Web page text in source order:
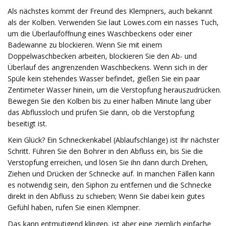
Als nächstes kommt der Freund des Klempners, auch bekannt
als der Kolben. Verwenden Sie laut Lowes.com ein nasses Tuch,
um die Überlauföffnung eines Waschbeckens oder einer
Badewanne zu blockieren. Wenn Sie mit einem
Doppelwaschbecken arbeiten, blockieren Sie den Ab- und
Überlauf des angrenzenden Waschbeckens. Wenn sich in der
Spüle kein stehendes Wasser befindet, gießen Sie ein paar
Zentimeter Wasser hinein, um die Verstopfung herauszudrücken.
Bewegen Sie den Kolben bis zu einer halben Minute lang über
das Abflussloch und prüfen Sie dann, ob die Verstopfung
beseitigt ist.
Kein Glück? Ein Schneckenkabel (Ablaufschlange) ist Ihr nächster
Schritt. Führen Sie den Bohrer in den Abfluss ein, bis Sie die
Verstopfung erreichen, und lösen Sie ihn dann durch Drehen,
Ziehen und Drücken der Schnecke auf. In manchen Fällen kann
es notwendig sein, den Siphon zu entfernen und die Schnecke
direkt in den Abfluss zu schieben; Wenn Sie dabei kein gutes
Gefühl haben, rufen Sie einen Klempner.
Das kann entmutigend klingen, ist aber eine ziemlich einfache